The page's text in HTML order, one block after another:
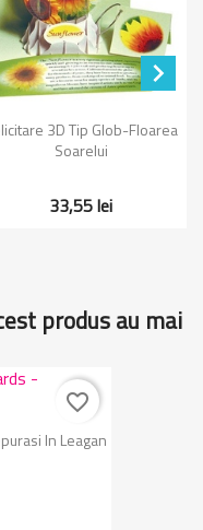
3D Tip Glob-Floarea
Soarelui
33,55 lei

produs au mai
In Leagan
favorite_border